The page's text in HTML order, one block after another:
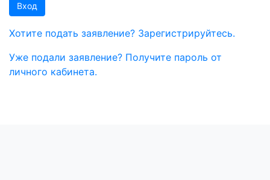
Вход
Хотите подать заявление? Зарегистрируйтесь.
Уже подали заявление? Получите пароль от
личного кабинета.